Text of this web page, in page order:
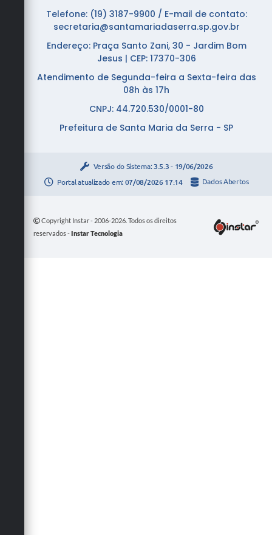
Telefone: (19) 3187-9900 / E-mail de contato:
secretaria@santamariadaserra.sp.gov.br
Endereço: Praça Santo Zani, 30 - Jardim Bom
Jesus | CEP: 17370-306
Atendimento de Segunda-feira a Sexta-feira das
08h às 17h
CNPJ: 44.720.530/0001-80
Prefeitura de Santa Maria da Serra - SP
Versão do Sistema: 3.5.3 - 19/06/2026
Portal atualizado em: 07/08/2026 17:14 Dados Abertos
Copyright Instar - 2006-2026. Todos os direitos
reservados -Instar Tecnologia